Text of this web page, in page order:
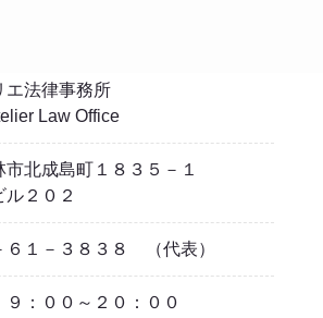
法律事務所
Office
北成島町１８３５－１
０２
６１－３８３８ （代表）
：００～２０：００